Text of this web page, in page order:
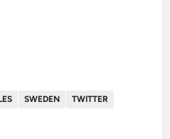
SWEDEN TWITTER